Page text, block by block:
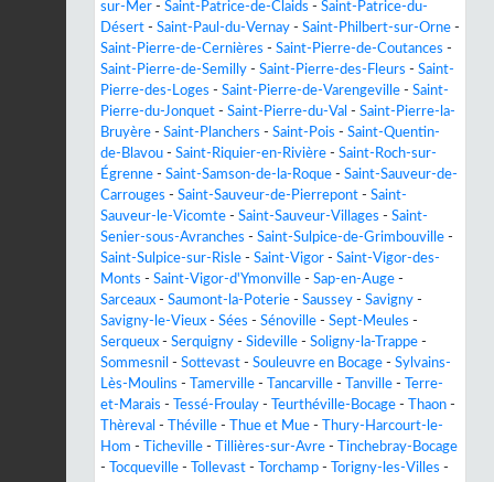
sur-Mer - Saint-Patrice-de-Claids - Saint-Patrice-du-
Désert - Saint-Paul-du-Vernay - Saint-Philbert-sur-Orne -
Saint-Pierre-de-Cernières - Saint-Pierre-de-Coutances -
Saint-Pierre-de-Semilly - Saint-Pierre-des-Fleurs - Saint-
Pierre-des-Loges - Saint-Pierre-de-Varengeville - Saint-
Pierre-du-Jonquet - Saint-Pierre-du-Val - Saint-Pierre-la-
Bruyère - Saint-Planchers - Saint-Pois - Saint-Quentin-
de-Blavou - Saint-Riquier-en-Rivière - Saint-Roch-sur-
Égrenne - Saint-Samson-de-la-Roque - Saint-Sauveur-de-
Carrouges - Saint-Sauveur-de-Pierrepont - Saint-
Sauveur-le-Vicomte - Saint-Sauveur-Villages - Saint-
Senier-sous-Avranches - Saint-Sulpice-de-Grimbouville -
Saint-Sulpice-sur-Risle - Saint-Vigor - Saint-Vigor-des-
Monts - Saint-Vigor-d'Ymonville - Sap-en-Auge -
Sarceaux - Saumont-la-Poterie - Saussey - Savigny -
Savigny-le-Vieux - Sées - Sénoville - Sept-Meules -
Serqueux - Serquigny - Sideville - Soligny-la-Trappe -
Sommesnil - Sottevast - Souleuvre en Bocage - Sylvains-
Lès-Moulins - Tamerville - Tancarville - Tanville -
Terre-
et-Marais - Tessé-Froulay - Teurthéville-Bocage - Thaon -
Thèreval - Théville - Thue et Mue -
Thury-Harcourt-le-
Hom - Ticheville - Tillières-sur-Avre -
Tinchebray-Bocage
-
Tocqueville - Tollevast - Torchamp - Torigny-les-Villes -